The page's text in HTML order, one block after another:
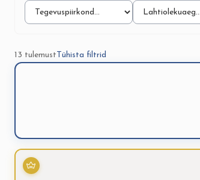
13 tulemust Tühista filtrid